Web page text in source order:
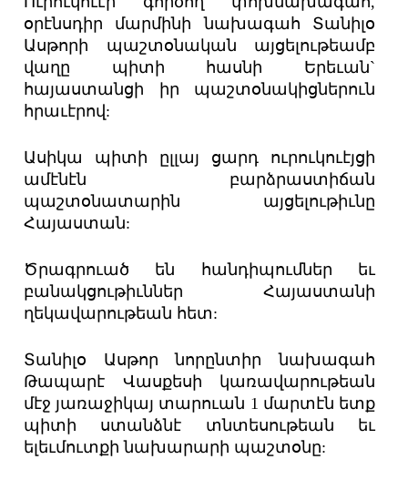
օրէնսդիր մարմինի նախագահ Տանիլօ
Ասթորի պաշտօնական այցելութեամբ
վաղը պիտի հասնի Երեւան`
հայաստանցի իր պաշտօնակիցներուն
հրաւէրով:
Ասիկա պիտի ըլլայ ցարդ ուրուկուէյցի
ամէնէն բարձրաստիճան
պաշտօնատարին այցելութիւնը
Հայաստան:
Ծրագրուած են հանդիպումներ եւ
բանակցութիւններ Հայաստանի
ղեկավարութեան հետ:
Տանիլօ Ասթոր նորընտիր նախագահ
Թապարէ Վասքեսի կառավարութեան
մէջ յառաջիկայ տարուան 1 մարտէն ետք
պիտի ստանձնէ տնտեսութեան եւ
ելեւմուտքի նախարարի պաշտօնը: